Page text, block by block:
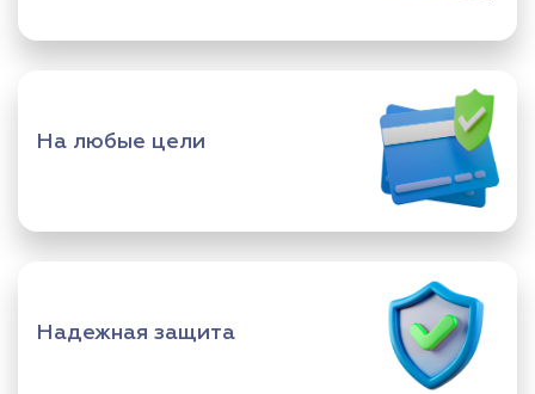
На любые цели
Надежная защита